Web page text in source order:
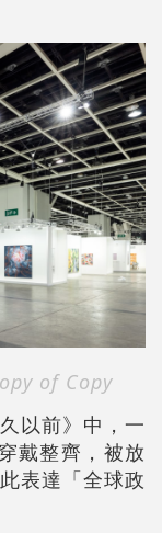
of Copy
以前》中，一
戴整齊，被放
表達「全球政